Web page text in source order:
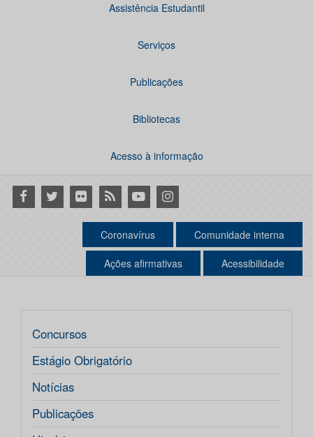
Assistência Estudantil
Serviços
Publicações
Bibliotecas
Acesso à informação
Facebook
Twitter Flickr RSS YoutubeInstagram
Coronavírus Comunidade interna
Ações afirmativas Acessibilidade
Concursos
Estágio Obrigatório
Notícias
Publicações